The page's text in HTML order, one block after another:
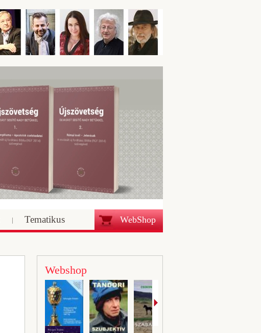
WebShop
Tematikus
Webshop